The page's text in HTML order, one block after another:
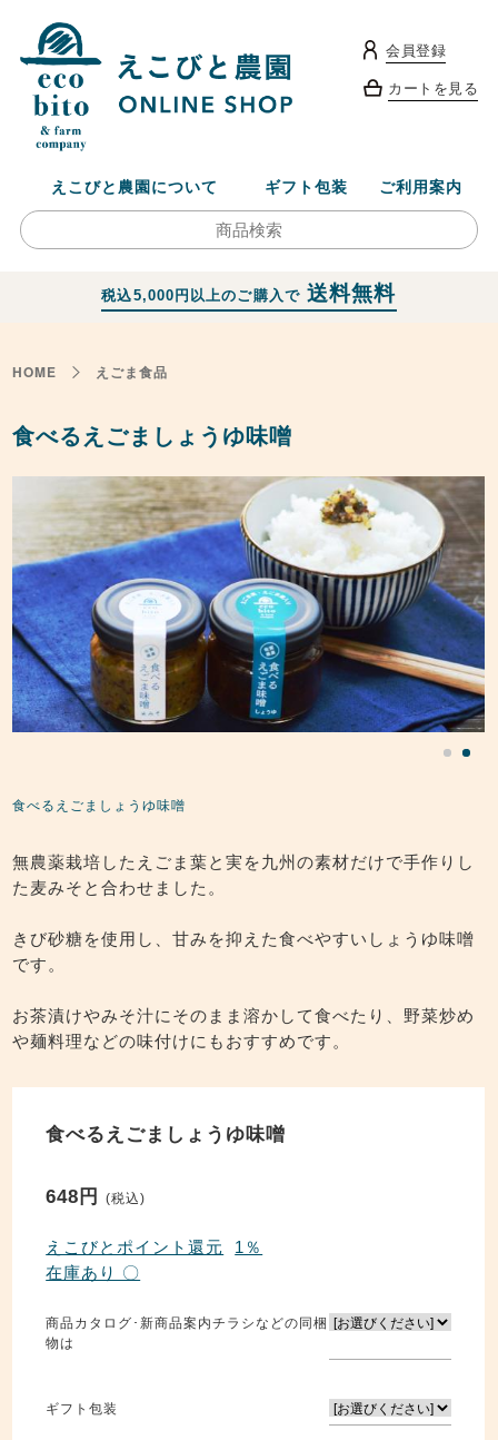
会員登録
カートを見る
えこびと農園について ギフト包装 ご利用案内
税込5,000円以上のご購入で 送料無料
HOME えごま食品
食べるえごましょうゆ味噌
食べるえごましょうゆ味噌
無農薬栽培したえごま葉と実を九州の素材だけで手作りし
た麦みそと合わせました。
きび砂糖を使用し、甘みを抑えた食べやすいしょうゆ味噌
です。
お茶漬けやみそ汁にそのまま溶かして食べたり、野菜炒め
や麺料理などの味付けにもおすすめです。
食べるえごましょうゆ味噌
648円 (税込)
えこびとポイント還元
1％
在庫あり 〇
商品カタログ･新商品案内チラシなどの同梱
物は
ギフト包装